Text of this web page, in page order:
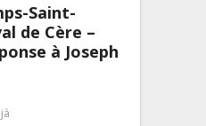
Saint-
de Cère –
à Joseph